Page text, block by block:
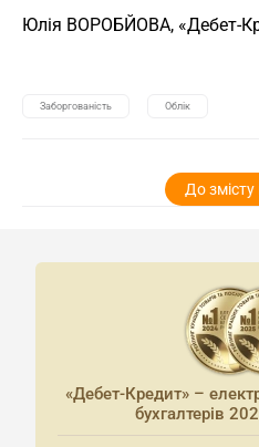
Юлія ВОРОБЙОВА, «Дебет-
Заборгованість Облік
До
«Дебет-Кредит» –
бухгалтерів